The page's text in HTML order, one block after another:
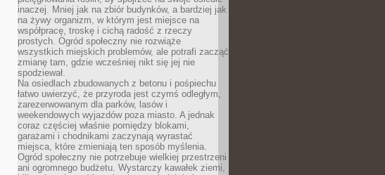
inaczej. Mniej jak na zbiór budynków, a bardziej jak
na żywy organizm, w którym jest miejsce na
współpracę, troskę i cichą radość z rzeczy
prostych. Ogród społeczny nie rozwiąże
wszystkich miejskich problemów, ale potrafi zacząć
zmianę tam, gdzie wcześniej nikt się jej nie
spodziewał.
Na osiedlach zbudowanych z betonu i pośpiechu
łatwo uwierzyć, że przyroda jest czymś odległym,
zarezerwowanym dla parków, lasów i
weekendowych wyjazdów poza miasto. A jednak
coraz częściej właśnie pomiędzy blokami,
garażami i chodnikami zaczynają wyrastać
miejsca, które zmieniają ten sposób myślenia.
Ogród społeczny nie potrzebuje wielkiej przestrzeni
ani ogromnego budżetu. Wystarczy kawałek ziemi,